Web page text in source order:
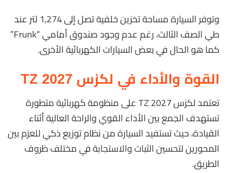
وتوفر السيارة مساحة تخزين خلفية تصل إلى 1,274 لتر عند
طي الصف الثالث، رغم عدم وجود صندوق أمامي “Frunk”
كما هو الحال في بعض السيارات الكهربائية الأخرى.
القوة والأداء في لكزس TZ 2027
تعتمد لكزس TZ 2027 على منظومة كهربائية متطورة
تستهدف الجمع بين الأداء القوي والراحة العالية أثناء
القيادة، حيث تستفيد السيارة من نظام توزيع ذكي للعزم بين
المحورين لتحسين الثبات والاستجابة في مختلف ظروف
الطريق.